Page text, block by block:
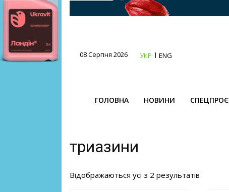
08 Серпня 2026 УКР ENG
ГОЛОВНА НОВИНИ
триазини
Відображаються усі з 2 результатів